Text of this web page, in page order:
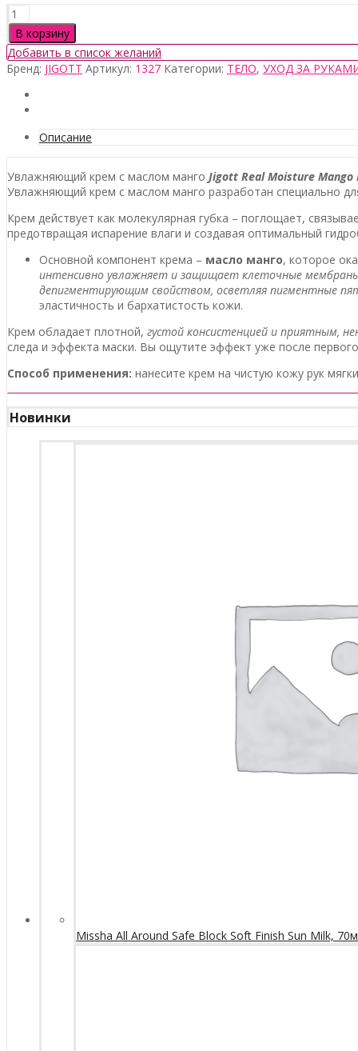
Количество
товара
Jigott
Real
Moisture
100мл
В корзину
Добавить в список желаний
Бренд: JIGOTT Артикул: 1327 Категории: ТЕЛО, УХОД ЗА
Описание
Увлажняющий крем с маслом манго Jigott Real Moisture Mango
Увлажняющий крем с маслом манго разработан специально
Крем действует как молекулярная губка – поглощает,
предотвращая испарение влаги и создавая оптимальный
Основной компонент крема – масло манго, которое
интенсивно увлажняет и защищает клеточные мембраны
депигментирующим свойством, осветляя пигментные
эластичность и бархатистость кожи.
Крем обладает плотной, густой консистенцией и приятным,
следа и эффекта маски. Вы ощутите эффект уже после
Способ применения: нанесите крем на чистую кожу рук
Новинки
Missha All Around Safe Block Soft Finish Sun Milk,